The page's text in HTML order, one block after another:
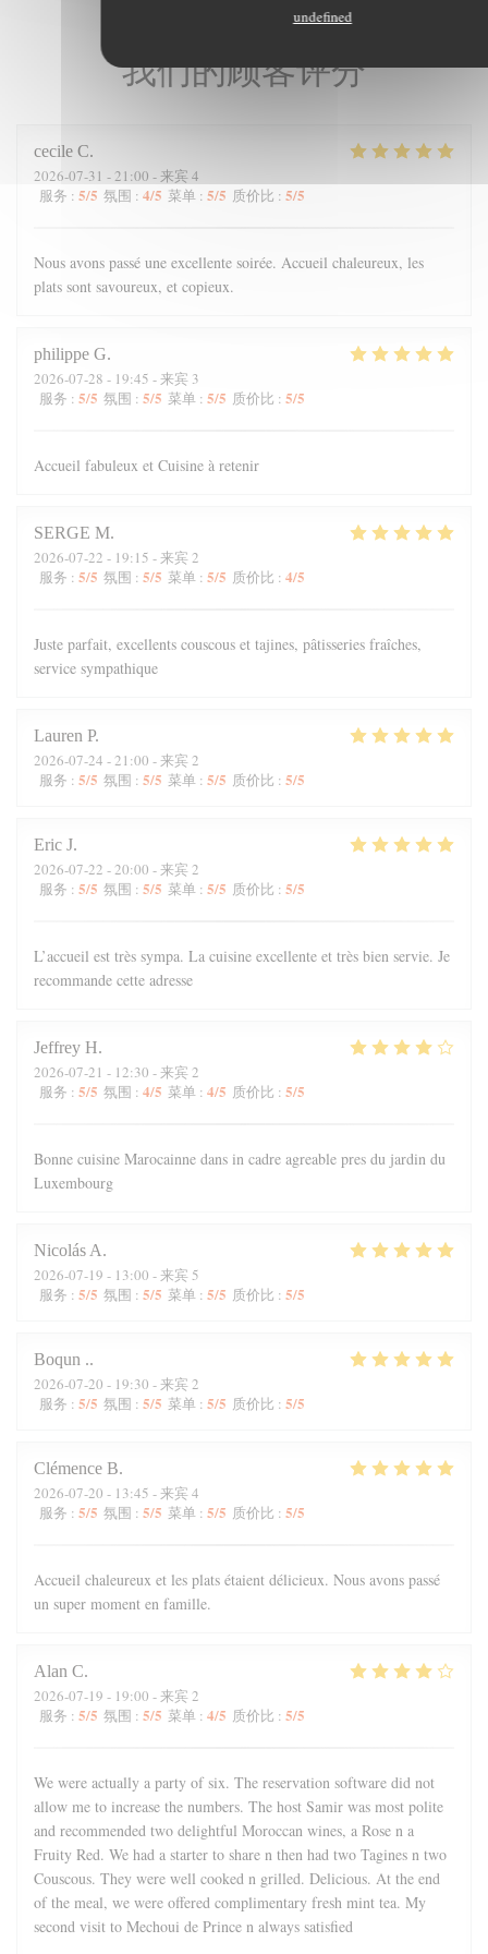
undefined
我们的顾客评分
cecile C
2026-07-31 - 21:00 - 来宾 4
服务 : 5/5 氛围 : 4/5 菜单 : 5/5 质价比 : 5/5
Nous avons passé une excellente soirée. Accueil chaleureux, les
plats sont savoureux, et copieux.
philippe G
2026-07-28 - 19:45 - 来宾 3
服务 : 5/5 氛围 : 5/5 菜单 : 5/5 质价比 : 5/5
Accueil fabuleux et Cuisine à retenir
SERGE M
2026-07-22 - 19:15 - 来宾 2
服务 : 5/5 氛围 : 5/5 菜单 : 5/5 质价比 : 4/5
Juste parfait, excellents couscous et tajines, pâtisseries fraîches,
service sympathique
Lauren P
2026-07-24 - 21:00 - 来宾 2
服务 : 5/5 氛围 : 5/5 菜单 : 5/5 质价比 : 5/5
Eric J
2026-07-22 - 20:00 - 来宾 2
服务 : 5/5 氛围 : 5/5 菜单 : 5/5 质价比 : 5/5
L’accueil est très sympa. La cuisine excellente et très bien servie. Je
recommande cette adresse
Jeffrey H
2026-07-21 - 12:30 - 来宾 2
服务 : 5/5 氛围 : 4/5 菜单 : 4/5 质价比 : 5/5
Bonne cuisine Marocainne dans in cadre agreable pres du jardin du
Luxembourg
Nicolás A
2026-07-19 - 13:00 - 来宾 5
服务 : 5/5 氛围 : 5/5 菜单 : 5/5 质价比 : 5/5
Boqun .
2026-07-20 - 19:30 - 来宾 2
服务 : 5/5 氛围 : 5/5 菜单 : 5/5 质价比 : 5/5
Clémence B
2026-07-20 - 13:45 - 来宾 4
服务 : 5/5 氛围 : 5/5 菜单 : 5/5 质价比 : 5/5
Accueil chaleureux et les plats étaient délicieux. Nous avons passé
un super moment en famille.
Alan C
2026-07-19 - 19:00 - 来宾 2
服务 : 5/5 氛围 : 5/5 菜单 : 4/5 质价比 : 5/5
We were actually a party of six. The reservation software did not
allow me to increase the numbers. The host Samir was most polite
and recommended two delightful Moroccan wines, a Rose n a
Fruity Red. We had a starter to share n then had two Tagines n two
Couscous. They were well cooked n grilled. Delicious. At the end
of the meal, we were offered complimentary fresh mint tea. My
second visit to Mechoui de Prince n always satisfied